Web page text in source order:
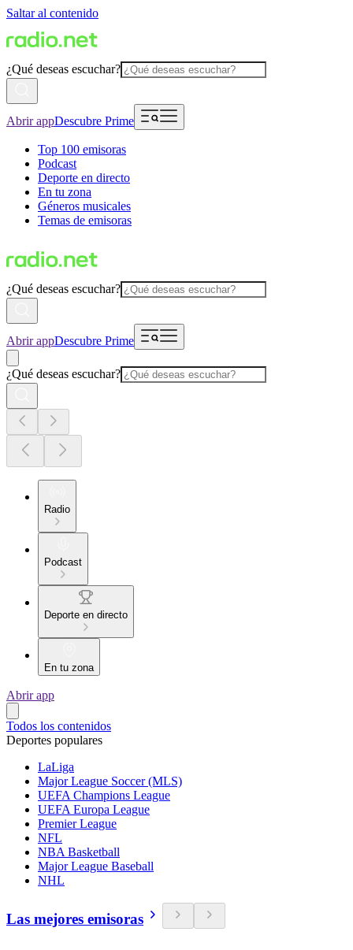
Saltar al contenido
¿Qué deseas escuchar?
Abrir appDescubre Prime
Top 100 emisoras
Podcast
Deporte en directo
En tu zona
Géneros musicales
Temas de emisoras
¿Qué deseas escuchar?
Abrir appDescubre Prime
¿Qué deseas escuchar?
Radio
Podcast
Deporte en directo
En tu zona
Abrir app
Todos los contenidos
Deportes populares
LaLiga
Major League Soccer (MLS)
UEFA Champions League
UEFA Europa League
Premier League
NFL
NBA Basketball
Major League Baseball
NHL
Las mejores emisoras